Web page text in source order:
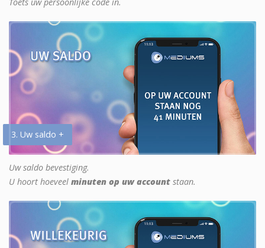
3. Uw saldo +
Uw saldo bevestiging.
U hoort hoeveel minuten op uw account staan.